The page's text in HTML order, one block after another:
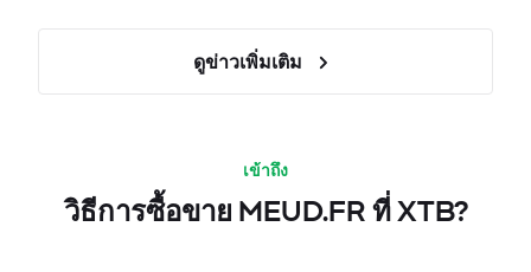
ดูข่าวเพิ่มเติม
เข้าถึง
วิธีการซื้อขาย MEUD.FR ที่ XTB?